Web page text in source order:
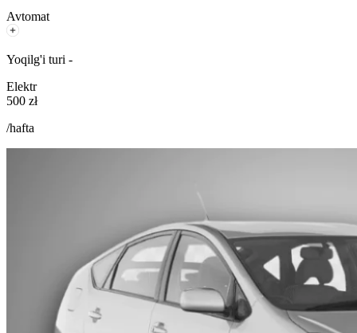
Avtomat
Yoqilg'i turi -
Elektr
500 zł
/hafta